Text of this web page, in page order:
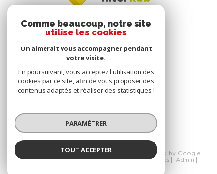
© 2026 | Tous droits réservés | Traduction powered by Google |
Nos Honoraires
Plan Du Site Mentions Légales
Admin
Comme beaucoup, notre site
utilise les cookies
On aimerait vous accompagner pendant
votre visite.
En poursuivant, vous acceptez l'utilisation des
cookies par ce site, afin de vous proposer des
contenus adaptés et réaliser des statistiques !
PARAMÉTRER
TOUT ACCEPTER